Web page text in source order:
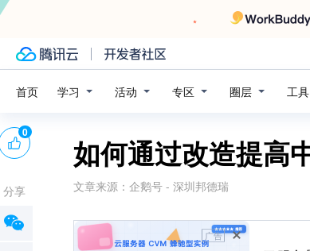
首页 学习 活动 专区 圈层 工具
如何通过改造提高
文章来源： 企鹅号 - 深圳邦德瑞
广告
0
分享